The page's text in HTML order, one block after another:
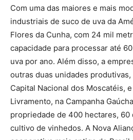
Com uma das maiores e mais
industriais de suco de uva da
Flores da Cunha, com 24 mil
capacidade para processar até
uva por ano. Além disso, a
outras duas unidades
Capital Nacional dos Moscatéis,
Livramento, na Campanha
propriedade de 400 hectares, 60
cultivo de vinhedos. A Nova